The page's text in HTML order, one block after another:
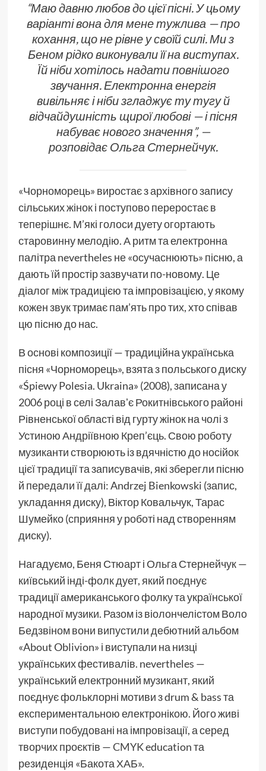
“Маю давню любов до цієї пісні. У цьому
варіанті вона для мене тужлива — про
кохання, що не рівне у своїй силі. Ми з
Беном рідко виконували її на виступах.
Їй ніби хотілось надати повнішого
звучання. Електронна енергія
вивільняє і ніби згладжує ту тугу й
відчайдушність щирої любові — і пісня
набуває нового значення”, —
розповідає Ольга Стернейчук.
«Чорноморець» виростає з архівного запису
сільських жінок і поступово переростає в
теперішнє. М’які голоси дуету огортають
старовинну мелодію. А ритм та електронна
палітра nevertheles не «осучаснюють» пісню, а
дають їй простір зазвучати по-новому. Це
діалог між традицією та імпровізацією, у якому
кожен звук тримає пам’ять про тих, хто співав
цю пісню до нас.
В основі композиції — традиційна українська
пісня «Чорноморець», взята з польського диску
«Śpiewy Polesia. Ukraina» (2008), записана у
2006 році в селі Залавʼє Рокитнівського районі
Рівненської області від гурту жінок на чолі з
Устиною Андріївною Креп’єць. Свою роботу
музиканти створюють із вдячністю до носійок
цієї традиції та записувачів, які зберегли пісню
й передали її далі: Andrzej Bienkowski (запис,
укладання диску), Віктор Ковальчук, Тарас
Шумейко (сприяння у роботі над створенням
диску).
Нагадуємо, Беня Стюарт і Ольга Стернейчук —
київський інді-фолк дует, який поєднує
традиції американського фолку та української
народної музики. Разом із віолончелістом Воло
Бедзвіном вони випустили дебютний альбом
«About Oblivion» і виступали на низці
українських фестивалів. nevertheles —
український електронний музикант, який
поєднує фольклорні мотиви з drum & bass та
експериментальною електронікою. Його живі
виступи побудовані на імпровізації, а серед
творчих проєктів —CMYKeducation та
резиденція «Бакота ХАБ».